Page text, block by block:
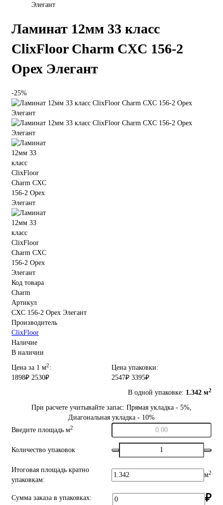
Элегант
Ламинат 12мм 33 класс
ClixFloor Charm CXC 156-2
Орех Элегант
-25%
Код товара
Charm
Артикул
CXC 156-2 Орех Элегант
Производитель
ClixFloor
Наличие
В наличии
Цена за 1 м2:
1898₽ 2530₽
Цена упаковки:
2547₽ 3395₽
В одной упаковке: 1.342 м2
При расчете учитывайте запас: Прямая укладка - 5%,
Диагональная укладка - 10%
Введите площадь м2
Количество упаковок
Итоговая площадь кратно
упаковкам:
м2
Сумма заказа в упаковках: ₽